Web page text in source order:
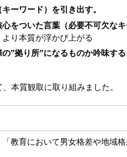
ーワード）を引き出す。
をついた言葉（必要不可欠な
り本質が浮かび上がる
”拠り所”になるものか吟味する
、本質観取に取り組みました。
教育において男女格差や地域